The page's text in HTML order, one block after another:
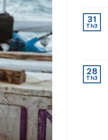
31
Th3
28
Th3